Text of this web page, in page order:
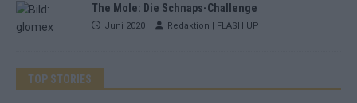
The Mole: Die Schnaps-Challenge
Juni 2020 Redaktion | FLASH UP
TOP STORIES